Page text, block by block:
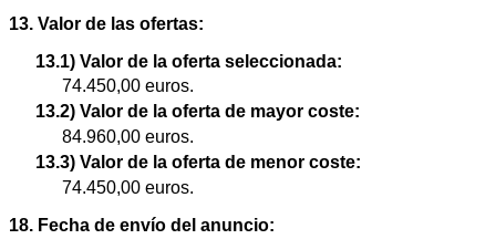
13. Valor de las ofertas:
13.1) Valor de la oferta seleccionada:
74.450,00 euros.
13.2) Valor de la oferta de mayor coste:
84.960,00 euros.
13.3) Valor de la oferta de menor coste:
74.450,00 euros.
18. Fecha de envío del anuncio: